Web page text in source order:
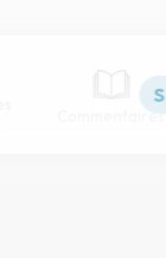
Commentaires